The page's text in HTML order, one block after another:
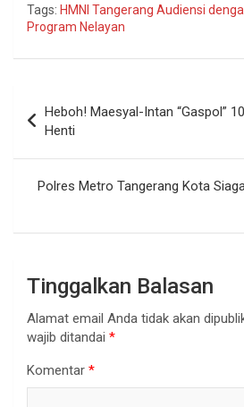
Tags: HMNI Tangerang Audiensi
Program Nelayan
pos
Heboh! Maesyal-Intan “Gaspol”
Henti
Polres Metro Tangerang Kota
Tinggalkan Balasan
Alamat email Anda tidak akan
wajib ditandai *
Komentar *